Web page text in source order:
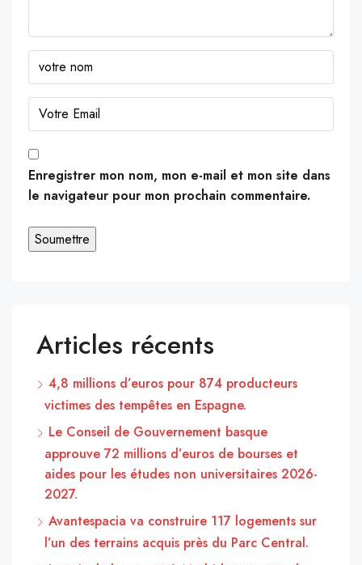
Enregistrer mon nom, mon e-mail et mon site dans
le navigateur pour mon prochain commentaire.
Articles récents
4,8 millions d’euros pour 874 producteurs
victimes des tempêtes en Espagne.
Le Conseil de Gouvernement basque
approuve 72 millions d’euros de bourses et
aides pour les études non universitaires 2026-
2027.
Avantespacia va construire 117 logements sur
l’un des terrains acquis près du Parc Central.